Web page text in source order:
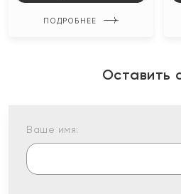
ПОДРОБНЕЕ
Оставить
Ваше имя: